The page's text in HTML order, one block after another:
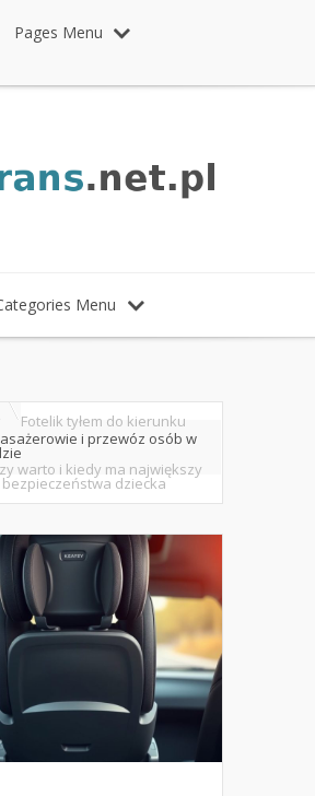
Pages Menu
Menu
i przewóz osób w
Fotelik tyłem do kierunku
warto i kiedy ma największy
dziecka